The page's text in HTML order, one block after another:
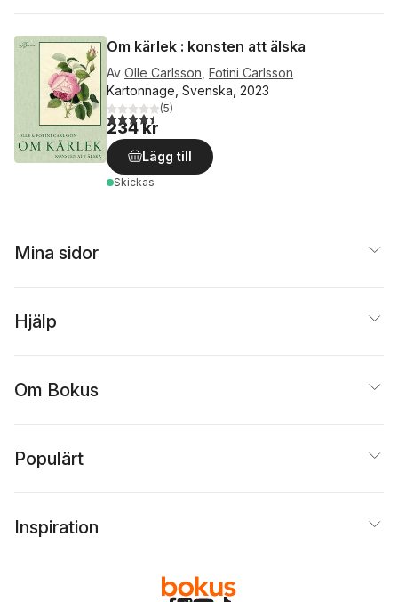
Om kärlek : konsten att älska
Av Olle Carlsson Fotini Carlsson
Kartonnage, Svenska, 2023
4,4utav 5 stjärnor. Totalt antal röster:
(5)
234 kr
Lägg till
Skickas
Mina sidor
Hjälp
Om Bokus
Populärt
Inspiration